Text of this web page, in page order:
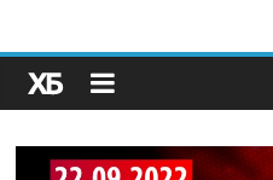
Секрет
пребиотиками
здорового питания